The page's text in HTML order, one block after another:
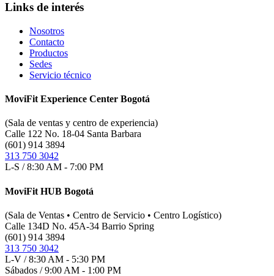
Links de interés
Nosotros
Contacto
Productos
Sedes
Servicio técnico
MoviFit Experience Center Bogotá
(Sala de ventas y centro de experiencia)
Calle 122 No. 18-04 Santa Barbara
(601) 914 3894
313 750 3042
L-S / 8:30 AM - 7:00 PM
MoviFit HUB Bogotá
(Sala de Ventas • Centro de Servicio • Centro Logístico)
Calle 134D No. 45A-34 Barrio Spring
(601) 914 3894
313 750 3042
L-V / 8:30 AM - 5:30 PM
Sábados / 9:00 AM - 1:00 PM